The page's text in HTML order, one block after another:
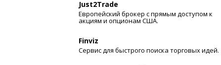
Just2Trade
Европейский брокер с прямым доступом к
акциям и опционам США.
Finviz
Сервис для быстрого поиска торговых идей.